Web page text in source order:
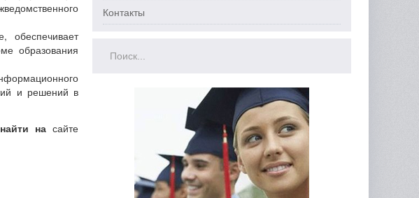
обеспечивает
образования
и решений в
на сайте
Контакты